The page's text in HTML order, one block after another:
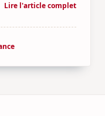
Lire l'article complet